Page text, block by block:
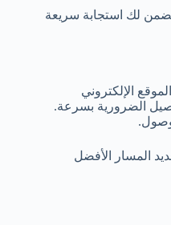
يضمن لك استجابة سريعة
الإلكتروني
الضرورية بسرعة.
المسار الأفضل